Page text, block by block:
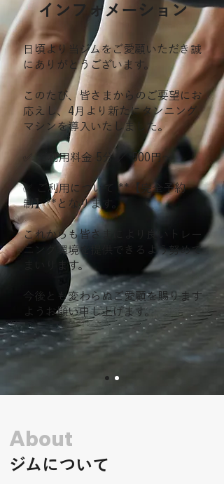
インフォメーション
日頃より当ジムをご愛顧いただき誠
にありがとうございます。
このたび、皆さまからのご要望にお
応えし、4月より新たにタンニング
マシンを導入いたしました。
✅ ご利用料金 5分 ／ 500円～
✅ ご利用について **【完全予約
制】**となります。
これからも皆さまにより良いトレー
ニング環境を提供できるよう努めて
まいります。
今後とも変わらぬご愛顧を賜ります
ようお願い申し上げます。
About
ジムについて